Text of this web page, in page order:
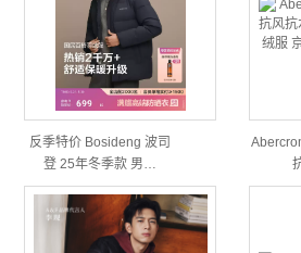
反季特价 Bosideng 波司
登 25年冬季款 男…